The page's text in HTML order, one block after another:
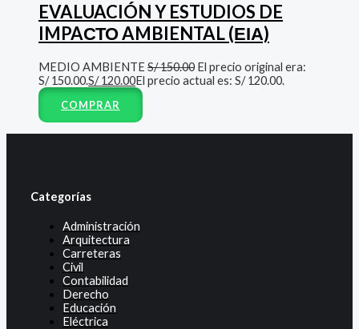
EVALUACIÓN Y ESTUDIOS DE
IMPAСТО AMBIENTAL (ΕΙΑ)
MEDIO AMBIENTE S/150.00 El precio original era:
S/ 150.00.S/120.00El precio actual es: S/ 120.00.
COMPRAR
Categorías
Administración
Arquitectura
Carreteras
Civil
Contabilidad
Derecho
Educación
Eléctrica